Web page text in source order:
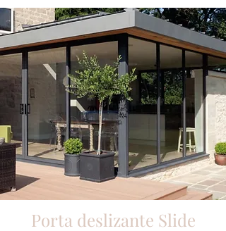
Porta deslizante Slide